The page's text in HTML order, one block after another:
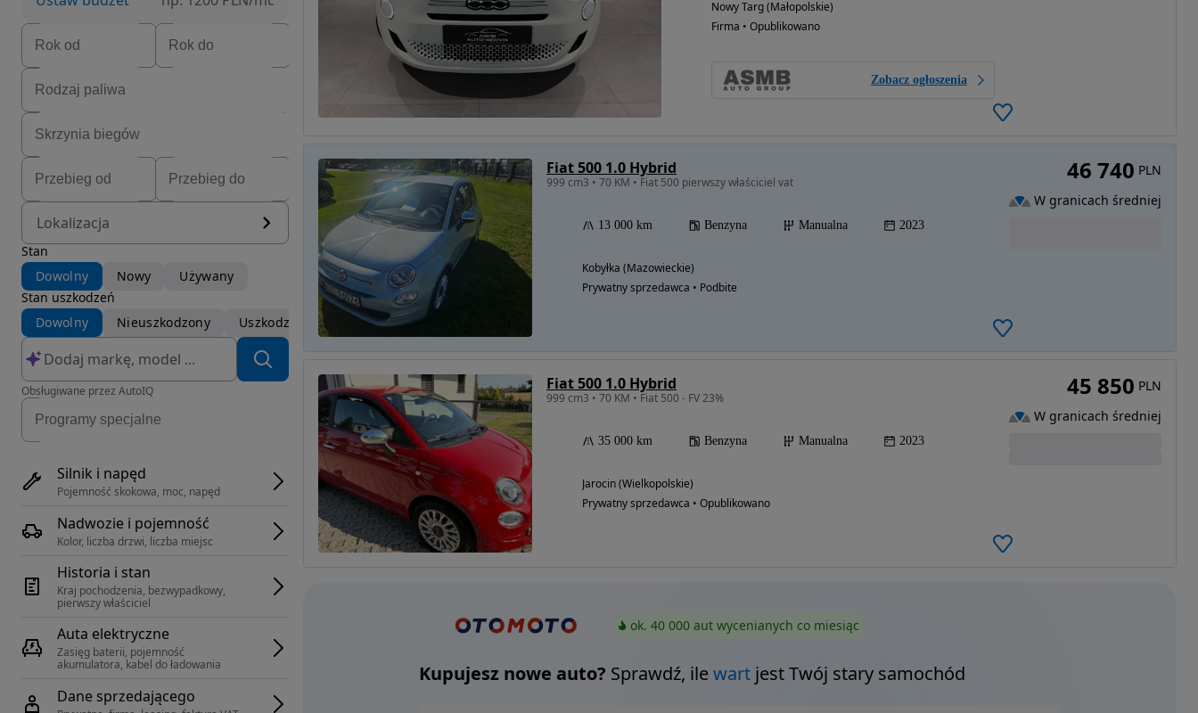
Lokalizacja
Stan
Dowolny
Nowy
Używany
Stan uszkodzeń
Dowolny
Nieuszkodzony Uszkodzony
Obsługiwane przez AutoIQ
Silnik i napęd
Pojemność skokowa, moc, napęd
Nadwozie i pojemność
Kolor, liczba drzwi, liczba miejsc
Historia i stan
Kraj pochodzenia, bezwypadkowy,
pierwszy właściciel
Auta elektryczne
Zasięg baterii, pojemność
akumulatora, kabel do ładowania
Dane sprzedającego
Nowy Targ (Małopolskie)
Firma • Opublikowano
Zobacz ogłoszenia
Fiat 500 1.0 Hybrid
999 cm3 • 70 KM • Fiat 500 pierwszy właściciel vat
13 000 km Benzyna Manualna 2023
Kobyłka (Mazowieckie)
Prywatny sprzedawca • Podbite
46 740 PLN
W granicach średniej
Fiat 500 1.0 Hybrid
999 cm3 • 70 KM • Fiat 500 - FV 23%
35 000 km Benzyna Manualna 2023
Jarocin (Wielkopolskie)
Prywatny sprzedawca • Opublikowano
45 850 PLN
W granicach średniej
ok. 40 000 aut wycenianych co miesiąc
Kupujesz nowe auto? Sprawdź, ilewartjest Twój stary samochód